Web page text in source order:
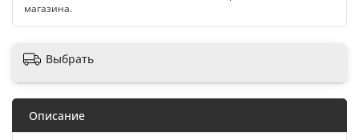
магазина.
Выбрать
Описание